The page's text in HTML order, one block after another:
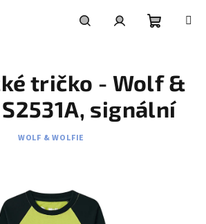
košík
tričko - Wolf &
signální
WOLF & WOLFIE